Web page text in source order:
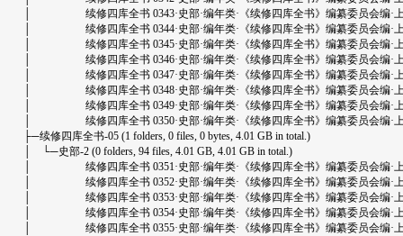
│ 续修四库全书 0343·史部·编年类·《续修四库全书》编纂委员会编·上
│ 续修四库全书 0344·史部·编年类·《续修四库全书》编纂委员会编·上
│ 续修四库全书 0345·史部·编年类·《续修四库全书》编纂委员会编·上
│ 续修四库全书 0346·史部·编年类·《续修四库全书》编纂委员会编·上
│ 续修四库全书 0347·史部·编年类·《续修四库全书》编纂委员会编·上
│ 续修四库全书 0348·史部·编年类·《续修四库全书》编纂委员会编·上
│ 续修四库全书 0349·史部·编年类·《续修四库全书》编纂委员会编·上
│ 续修四库全书 0350·史部·编年类·《续修四库全书》编纂委员会编·上
├─续修四库全书-05 (1 folders, 0 files, 0 bytes, 4.01 GB in total.)
│ └─史部-2 (0 folders, 94 files, 4.01 GB, 4.01 GB in total.)
│ 续修四库全书 0351·史部·编年类·《续修四库全书》编纂委员会编·上
│ 续修四库全书 0352·史部·编年类·《续修四库全书》编纂委员会编·上
│ 续修四库全书 0353·史部·编年类·《续修四库全书》编纂委员会编·上
│ 续修四库全书 0354·史部·编年类·《续修四库全书》编纂委员会编·上
│ 续修四库全书 0355·史部·编年类·《续修四库全书》编纂委员会编·上